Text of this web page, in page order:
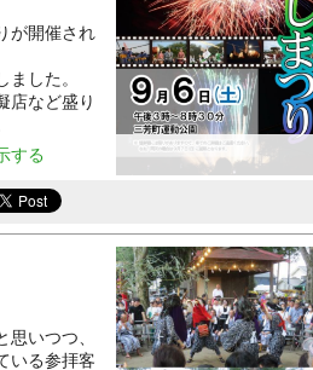
が開催され
した。
店など盛り
する
いつつ、
いる参拝客